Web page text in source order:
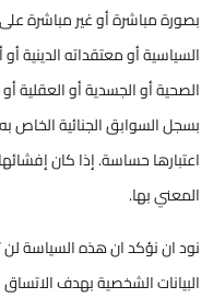
بصورة مباشرة أو غير مباشرة
السياسية أو معتقداته الدينية
الصحية أو الجسدية أو العقلية أو
بسجل السوابق الجنائية الخاص
اعتبارها حساسة. إذا كان
المعني بها.
نود ان نؤكد ان هذه السياسة
البيانات الشخصية بهدف